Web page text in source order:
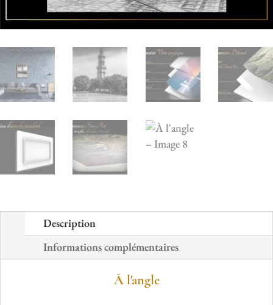
Description
Informations complémentaires
À l'angle